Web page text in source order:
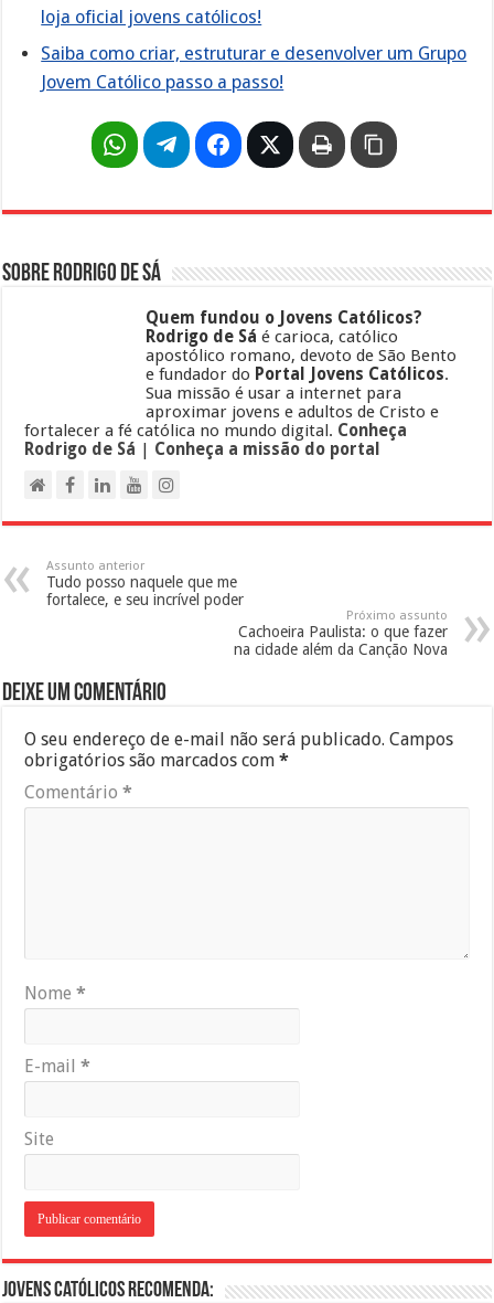
loja oficial jovens católicos!
Saiba como criar, estruturar e desenvolver um Grupo
Jovem Católico passo a passo!
Sobre Rodrigo de Sá
Quem fundou o Jovens Católicos?
Rodrigo de Sá é carioca, católico
apostólico romano, devoto de São Bento
e fundador do Portal Jovens Católicos.
Sua missão é usar a internet para
aproximar jovens e adultos de Cristo e
fortalecer a fé católica no mundo digital. Conheça
Rodrigo de Sá | Conheça a missão do portal
Assunto anterior
Tudo posso naquele que me
fortalece, e seu incrível poder
Próximo assunto
Cachoeira Paulista: o que fazer
na cidade além da Canção Nova
Deixe um comentário
O seu endereço de e-mail não será publicado. Campos
obrigatórios são marcados com*
Comentário*
Nome*
E-mail*
Site
Jovens Católicos Recomenda: